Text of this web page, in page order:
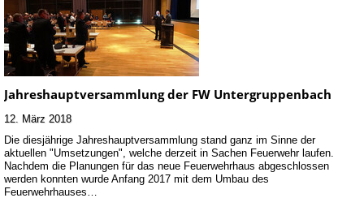
Jahreshauptversammlung der FW Untergruppenbach
12. März 2018
Die diesjährige Jahreshauptversammlung stand ganz im Sinne der
aktuellen "Umsetzungen", welche derzeit in Sachen Feuerwehr laufen.
Nachdem die Planungen für das neue Feuerwehrhaus abgeschlossen
werden konnten wurde Anfang 2017 mit dem Umbau des
Feuerwehrhauses…